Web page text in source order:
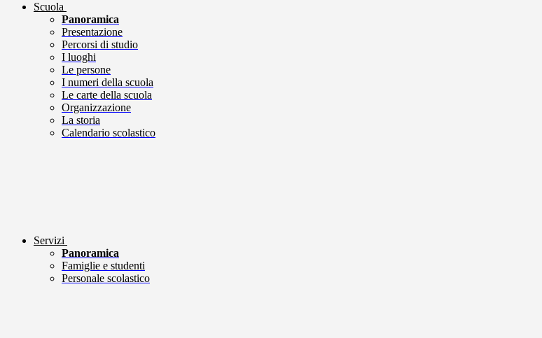
Scuola
Panoramica
Presentazione
Percorsi di studio
I luoghi
Le persone
I numeri della scuola
Le carte della scuola
Organizzazione
La storia
Calendario scolastico
Servizi
Panoramica
Famiglie e studenti
Personale scolastico